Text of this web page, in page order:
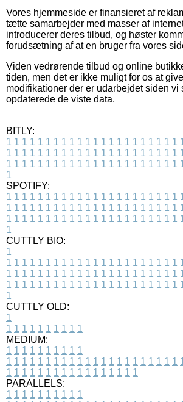
Vores hjemmeside er finansieret af
tætte samarbejder med masser af
introducerer deres tilbud, og høster
forudsætning af at en bruger fra vores
Viden vedrørende tilbud og online
tiden, men det er ikke muligt for os at
modifikationer der er udarbejdet siden vi
opdaterede de viste data.
BITLY:
1 1 1 1 1 1 1 1 1 1 1 1 1 1 1 1 1 1 1 1 1 1
1 1 1 1 1 1 1 1 1 1 1 1 1 1 1 1 1 1 1 1 1 1
1 1 1 1 1 1 1 1 1 1 1 1 1 1 1 1 1 1 1 1 1 1
1
SPOTIFY:
1 1 1 1 1 1 1 1 1 1 1 1 1 1 1 1 1 1 1 1 1 1
1 1 1 1 1 1 1 1 1 1 1 1 1 1 1 1 1 1 1 1 1 1
1 1 1 1 1 1 1 1 1 1 1 1 1 1 1 1 1 1 1 1 1 1
1
CUTTLY BIO:
1
1 1 1 1 1 1 1 1 1 1 1 1 1 1 1 1 1 1 1 1 1 1
1 1 1 1 1 1 1 1 1 1 1 1 1 1 1 1 1 1 1 1 1 1
1 1 1 1 1 1 1 1 1 1 1 1 1 1 1 1 1 1 1 1 1 1
1
CUTTLY OLD:
1
1 1 1 1 1 1 1 1 1 1
MEDIUM:
1 1 1 1 1 1 1 1 1 1
1 1 1 1 1 1 1 1 1 1 1 1 1 1 1 1 1 1 1 1 1 1
1 1 1 1 1 1 1 1 1 1 1 1 1 1 1 1 1
PARALLELS:
1 1 1 1 1 1 1 1 1 1